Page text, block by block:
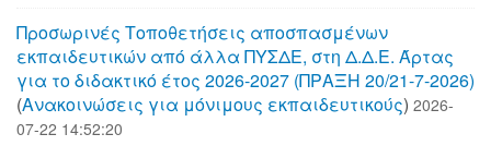
Προσωρινές Τοποθετήσεις αποσπασμένων
εκπαιδευτικών από άλλα ΠΥΣΔΕ, στη Δ.Δ.Ε. Άρτας
για το διδακτικό έτος 2026-2027 (ΠΡΑΞΗ 20/21-7-2026)
(Aνακοινώσεις για μόνιμους εκπαιδευτικούς) 2026-
07-22 14:52:20